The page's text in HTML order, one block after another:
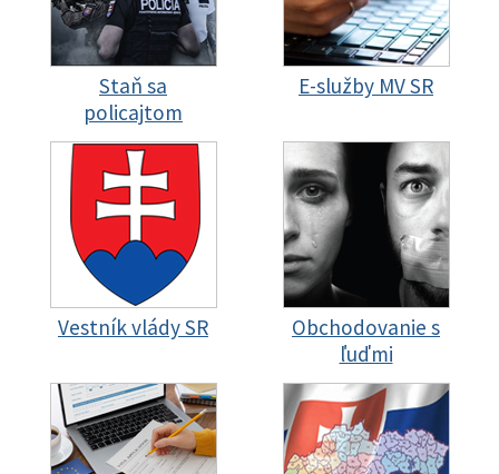
Staň sa
policajtom
E-služby MV SR
Vestník vlády SR
Obchodovanie s
ľuďmi